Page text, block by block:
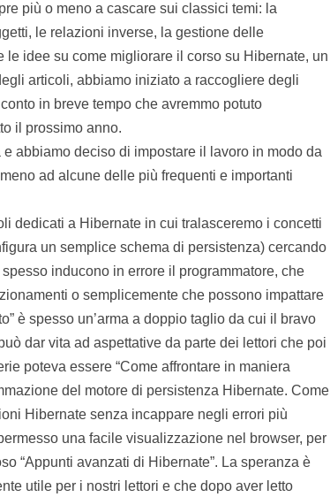
più o meno a cascare sui classici temi: la
le relazioni inverse, la gestione delle
idee su come migliorare il corso su Hibernate, un
articoli, abbiamo iniziato a raccogliere degli
in breve tempo che avremmo potuto
il prossimo anno.
abbiamo deciso di impostare il lavoro in modo da
ad alcune delle più frequenti e importanti
dedicati a Hibernate in cui tralasceremo i concetti
un semplice schema di persistenza) cercando
inducono in errore il programmatore, che
o semplicemente che possono impattare
è spesso un’arma a doppio taglio da cui il bravo
dar vita ad aspettative da parte dei lettori che poi
poteva essere “Come affrontare in maniera
del motore di persistenza Hibernate. Come
Hibernate senza incappare negli errori più
una facile visualizzazione nel browser, per
“Appunti avanzati di Hibernate”. La speranza è
utile per i nostri lettori e che dopo aver letto